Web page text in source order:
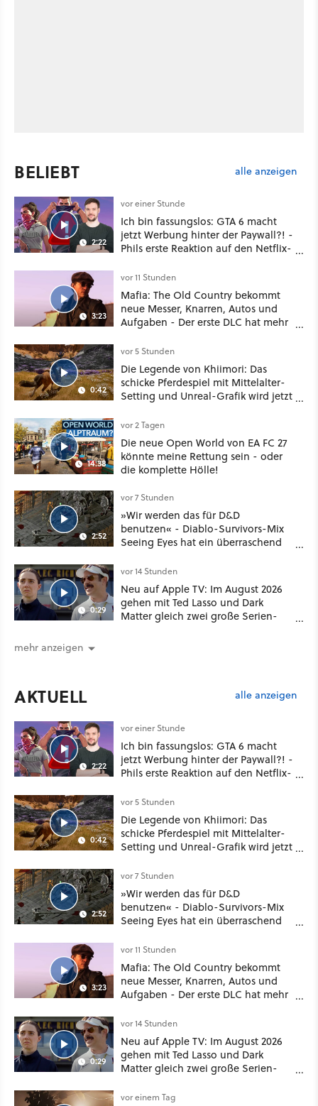
BELIEBT alle anzeigen
2:22
vor einer Stunde
Ich bin fassungslos: GTA 6 macht
jetzt Werbung hinter der Paywall?! -
Phils erste Reaktion auf den Netflix-
3:23
vor 11 Stunden
Mafia: The Old Country bekommt
neue Messer, Knarren, Autos und
Aufgaben - Der erste DLC hat mehr
0:42
vor 5 Stunden
Die Legende von Khiimori: Das
schicke Pferdespiel mit Mittelalter-
Setting und Unreal-Grafik wird jetzt
14:38
vor 2 Tagen
Die neue Open World von EA FC 27
könnte meine Rettung sein - oder
die komplette Hölle!
2:52
vor 7 Stunden
»Wir werden das für D&D
benutzen« - Diablo-Survivors-Mix
Seeing Eyes hat ein überraschend
0:29
vor 14 Stunden
Neu auf Apple TV: Im August 2026
gehen mit Ted Lasso und Dark
Matter gleich zwei große Serien-
mehr anzeigen
AKTUELL alle anzeigen
2:22
vor einer Stunde
Ich bin fassungslos: GTA 6 macht
jetzt Werbung hinter der Paywall?! -
Phils erste Reaktion auf den Netflix-
0:42
vor 5 Stunden
Die Legende von Khiimori: Das
schicke Pferdespiel mit Mittelalter-
Setting und Unreal-Grafik wird jetzt
2:52
vor 7 Stunden
»Wir werden das für D&D
benutzen« - Diablo-Survivors-Mix
Seeing Eyes hat ein überraschend
3:23
vor 11 Stunden
Mafia: The Old Country bekommt
neue Messer, Knarren, Autos und
Aufgaben - Der erste DLC hat mehr
0:29
vor 14 Stunden
Neu auf Apple TV: Im August 2026
gehen mit Ted Lasso und Dark
Matter gleich zwei große Serien-
vor einem Tag